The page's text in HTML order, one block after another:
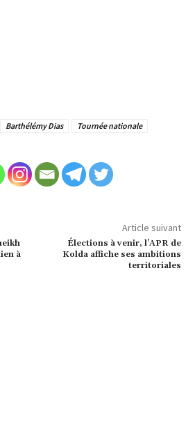
Barthélémy Dias Tournée nationale
à
Article suivant
Élections à venir, l’APR de
Kolda affiche ses ambitions
territoriales